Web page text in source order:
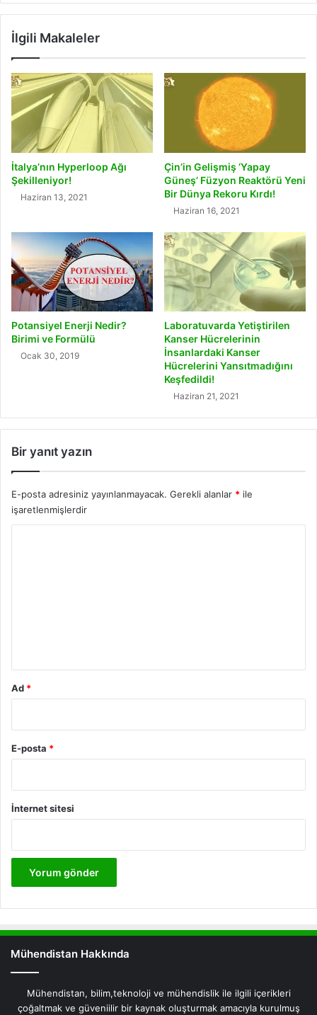
İlgili Makaleler
İtalya’nın Hyperloop Ağı
Şekilleniyor!
Haziran 13, 2021
Çin’in Gelişmiş ‘Yapay
Güneş’ Füzyon Reaktörü Yeni
Bir Dünya Rekoru Kırdı!
Haziran 16, 2021
Potansiyel Enerji Nedir?
Birimi ve Formülü
Ocak 30, 2019
Laboratuvarda Yetiştirilen
Kanser Hücrelerinin
İnsanlardaki Kanser
Hücrelerini Yansıtmadığını
Keşfedildi!
Haziran 21, 2021
Bir yanıt yazın
E-posta adresiniz yayınlanmayacak. Gerekli alanlar * ile
işaretlenmişlerdir
Ad *
E-posta *
İnternet sitesi
Mühendistan Hakkında
Mühendistan, bilim,teknoloji ve mühendislik ile ilgili içerikleri
çoğaltmak ve güveniilir bir kaynak oluşturmak amacıyla kurulmuş